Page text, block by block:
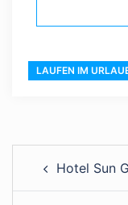
LAUFEN IM
Hotel Sun